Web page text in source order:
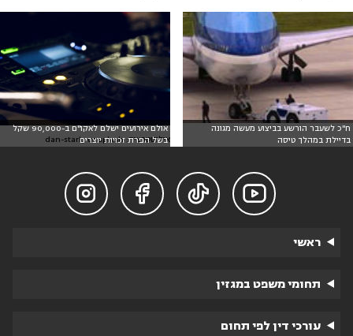
ח"כ לשעבר הורשע בביצוע מעשה מגונה
בדיילת במהלך טיסה
אולם אירועים ישלם לאקו"ם ב-90,000 שקל
בשל הפרת זכויות יוצרים
אילוסטרציה: dan-stark, unsplash




ראשי
תחומי משפט במגזין
עורכי דין לפי תחום